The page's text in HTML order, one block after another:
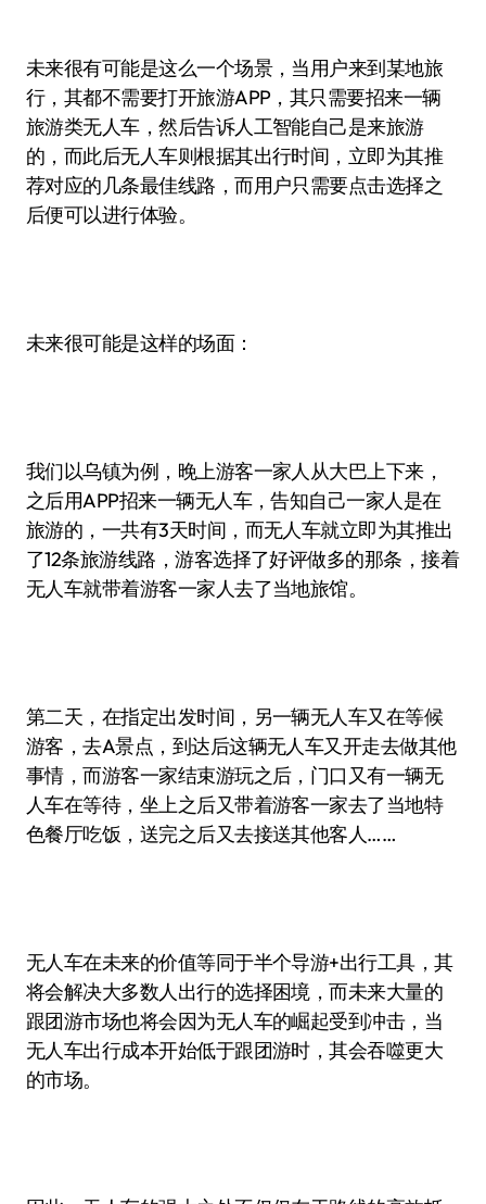
未来很有可能是这么一个场景，当用户来到某地旅
行，其都不需要打开旅游APP，其只需要招来一辆
旅游类无人车，然后告诉人工智能自己是来旅游
的，而此后无人车则根据其出行时间，立即为其推
荐对应的几条最佳线路，而用户只需要点击选择之
后便可以进行体验。
未来很可能是这样的场面：
我们以乌镇为例，晚上游客一家人从大巴上下来，
之后用APP招来一辆无人车，告知自己一家人是在
旅游的，一共有3天时间，而无人车就立即为其推出
了12条旅游线路，游客选择了好评做多的那条，接着
无人车就带着游客一家人去了当地旅馆。
第二天，在指定出发时间，另一辆无人车又在等候
游客，去A景点，到达后这辆无人车又开走去做其他
事情，而游客一家结束游玩之后，门口又有一辆无
人车在等待，坐上之后又带着游客一家去了当地特
色餐厅吃饭，送完之后又去接送其他客人……
无人车在未来的价值等同于半个导游+出行工具，其
将会解决大多数人出行的选择困境，而未来大量的
跟团游市场也将会因为无人车的崛起受到冲击，当
无人车出行成本开始低于跟团游时，其会吞噬更大
的市场。